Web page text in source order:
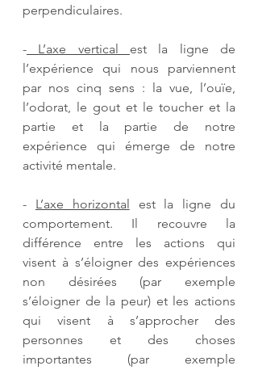
perpendiculaires.
- L’axe vertical est la ligne de
l’expérience qui nous parviennent
par nos cinq sens : la vue, l’ouïe,
l’odorat, le gout et le toucher et la
partie et la partie de notre
expérience qui émerge de notre
activité mentale.
- L’axe horizontal
est la ligne du
comportement. Il recouvre la
différence entre les actions qui
visent à s’éloigner des expériences
non désirées (par exemple
s’éloigner de la peur) et les actions
qui visent à s’approcher des
personnes et des choses
importantes (par exemple